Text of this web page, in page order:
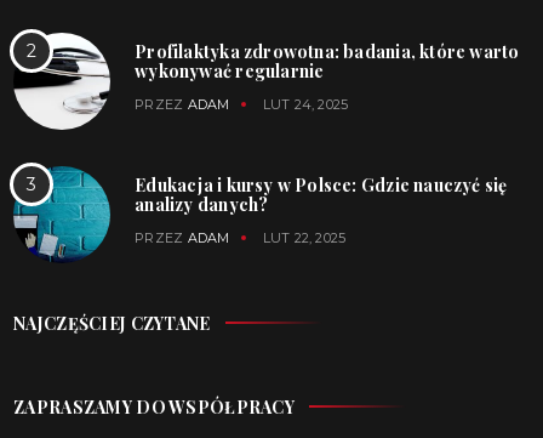
Profilaktyka zdrowotna: badania, które warto
wykonywać regularnie
PRZEZ ADAM LUT 24, 2025
Edukacja i kursy w Polsce: Gdzie nauczyć się
analizy danych?
PRZEZ ADAM LUT 22, 2025
NAJCZĘŚCIEJ CZYTANE
ZAPRASZAMY DO WSPÓŁPRACY